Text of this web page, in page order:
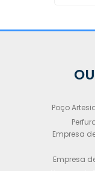
Poço
Empresa
Empresa